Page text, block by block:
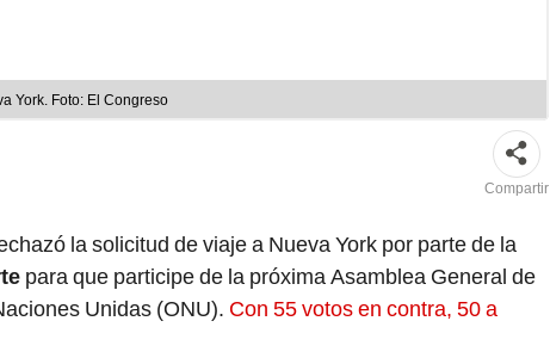
York. Foto: El Congreso
Compartir
la solicitud de viaje a Nueva York por parte de la
para que participe de la próxima Asamblea General de
Unidas (ONU). Con 55 votos en contra, 50 a